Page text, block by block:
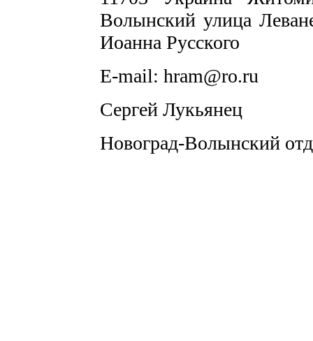
Волынский улица
Иоанна Русского
E-mail: hram@ro.ru
Сергей Лукьянец
Новоград-Волынский